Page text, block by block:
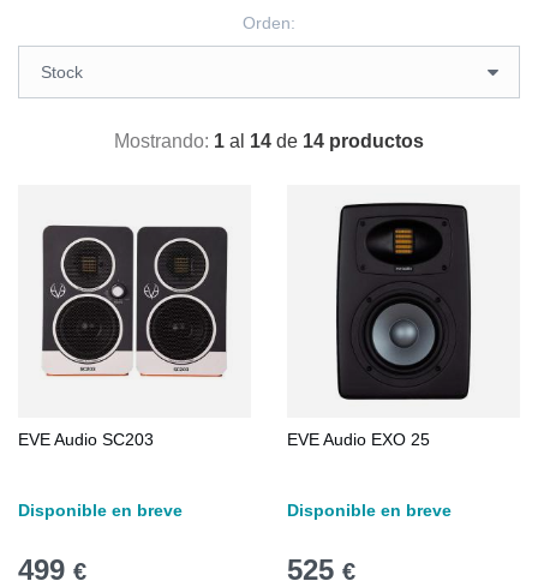
Orden:
Mostrando: 1 al 14 de 14 productos
EVE Audio SC203
Disponible en breve
499 €
EVE Audio EXO 25
Disponible en breve
525 €